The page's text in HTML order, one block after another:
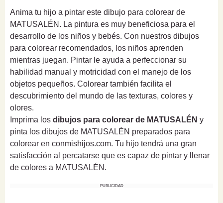
Anima tu hijo a pintar este dibujo para colorear de
MATUSALÉN. La pintura es muy beneficiosa para el
desarrollo de los niños y bebés. Con nuestros dibujos
para colorear recomendados, los niños aprenden
mientras juegan. Pintar le ayuda a perfeccionar su
habilidad manual y motricidad con el manejo de los
objetos pequeños. Colorear también facilita el
descubrimiento del mundo de las texturas, colores y
olores.
Imprima los dibujos para colorear de MATUSALÉN y
pinta los dibujos de MATUSALÉN preparados para
colorear en conmishijos.com. Tu hijo tendrá una gran
satisfacción al percatarse que es capaz de pintar y llenar
de colores a MATUSALÉN.
PUBLICIDAD